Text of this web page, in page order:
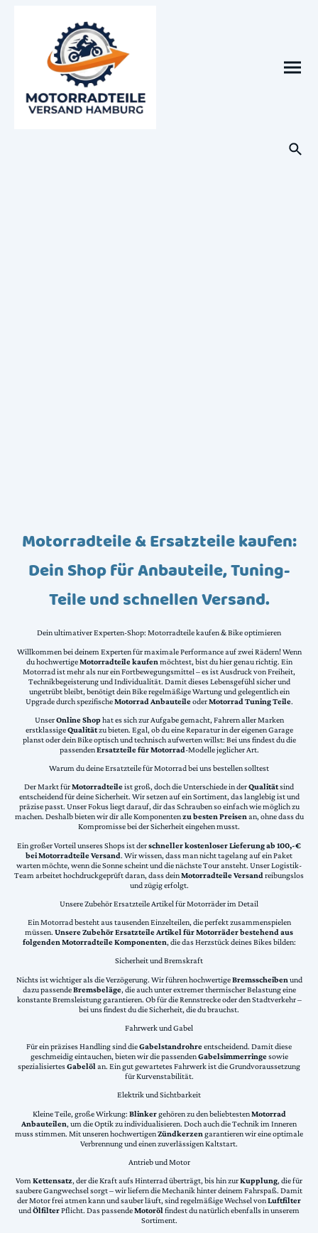
Motorradteile & Ersatzteile kaufen:
Dein Shop für Anbauteile, Tuning-
Teile und schnellen Versand.
Dein ultimativer Experten-Shop: Motorradteile kaufen & Bike optimieren
Willkommen bei deinem Experten für maximale Performance auf zwei Rädern! Wenn
du hochwertigeMotorradteile kaufen möchtest, bist du hier genau richtig. Ein
Motorrad ist mehr als nur ein Fortbewegungsmittel – es ist Ausdruck von Freiheit,
Technikbegeisterung und Individualität. Damit dieses Lebensgefühl sicher und
ungetrübt bleibt, benötigt dein Bike regelmäßige Wartung und gelegentlich ein
Upgrade durch spezifischeMotorrad AnbauteileoderMotorrad Tuning Teile.
UnserOnline Shophat es sich zur Aufgabe gemacht, Fahrern aller Marken
erstklassigeQualitätzu bieten. Egal, ob du eine Reparatur in der eigenen Garage
planst oder dein Bike optisch und technisch aufwerten willst: Bei uns findest du die
passendenErsatzteile für Motorrad-Modelle jeglicher Art.
Warum du deine Ersatzteile für Motorrad bei uns bestellen solltest
Der Markt fürMotorradteileist groß, doch die Unterschiede in derQualitätsind
entscheidend für deine Sicherheit. Wir setzen auf ein Sortiment, das langlebig ist und
präzise passt. Unser Fokus liegt darauf, dir das Schrauben so einfach wie möglich zu
machen. Deshalb bieten wir dir alle Komponentenzu besten Preisenan, ohne dass du
Kompromisse bei der Sicherheit eingehen musst.
Ein großer Vorteil unseres Shops ist derschneller kostenloser Lieferung ab 100,-€
bei Motorradteile Versand. Wir wissen, dass man nicht tagelang auf ein Paket
warten möchte, wenn die Sonne scheint und die nächste Tour ansteht. Unser Logistik-
Team arbeitet hochdruckgeprüft daran, dass deinMotorradteile Versand reibungslos
und zügig erfolgt.
Unsere Zubehör Ersatzteile Artikel für Motorräder im Detail
Ein Motorrad besteht aus tausenden Einzelteilen, die perfekt zusammenspielen
müssen. Unsere Zubehör Ersatzteile Artikel für Motorräder bestehend aus
folgenden Motorradteile Komponenten, die das Herzstück deines Bikes bilden:
Sicherheit und Bremskraft
Nichts ist wichtiger als die Verzögerung. Wir führen hochwertigeBremsscheiben und
dazu passendeBremsbeläge, die auch unter extremer thermischer Belastung eine
konstante Bremsleistung garantieren. Ob für die Rennstrecke oder den Stadtverkehr –
bei uns findest du die Sicherheit, die du brauchst.
Fahrwerk und Gabel
Für ein präzises Handling sind dieGabelstandrohreentscheidend. Damit diese
geschmeidig eintauchen, bieten wir die passendenGabelsimmerringesowie
spezialisiertesGabelölan. Ein gut gewartetes Fahrwerk ist die Grundvoraussetzung
für Kurvenstabilität.
Elektrik und Sichtbarkeit
Kleine Teile, große Wirkung: Blinkergehören zu den beliebtestenMotorrad
Anbauteilen, um die Optik zu individualisieren. Doch auch die Technik im Inneren
muss stimmen. Mit unseren hochwertigenZündkerzen garantieren wir eine optimale
Verbrennung und einen zuverlässigen Kaltstart.
Antrieb und Motor
VomKettensatz, der die Kraft aufs Hinterrad überträgt, bis hin zurKupplung, die für
saubere Gangwechsel sorgt – wir liefern die Mechanik hinter deinem Fahrspaß. Damit
der Motor frei atmen kann und sauber läuft, sind regelmäßige Wechsel vonLuftfilter
undÖlfilterPflicht. Das passendeMotorölfindest du natürlich ebenfalls in unserem
Sortiment.